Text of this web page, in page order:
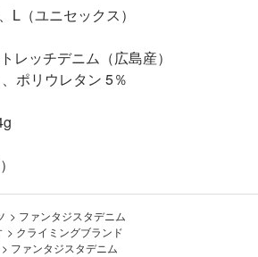
L（ユニセックス）
レッチデニム（広島産）
リウレタン 5％
> ファンタジスタデニム
> クライミングブランド
> ファンタジスタデニム